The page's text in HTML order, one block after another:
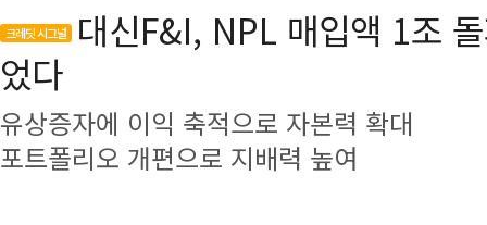
크레딧 시그널
대신F&I, NPL 매입액 1조
었다
유상증자에 이익 축적으로 자본력 확대
포트폴리오 개편으로 지배력 높여